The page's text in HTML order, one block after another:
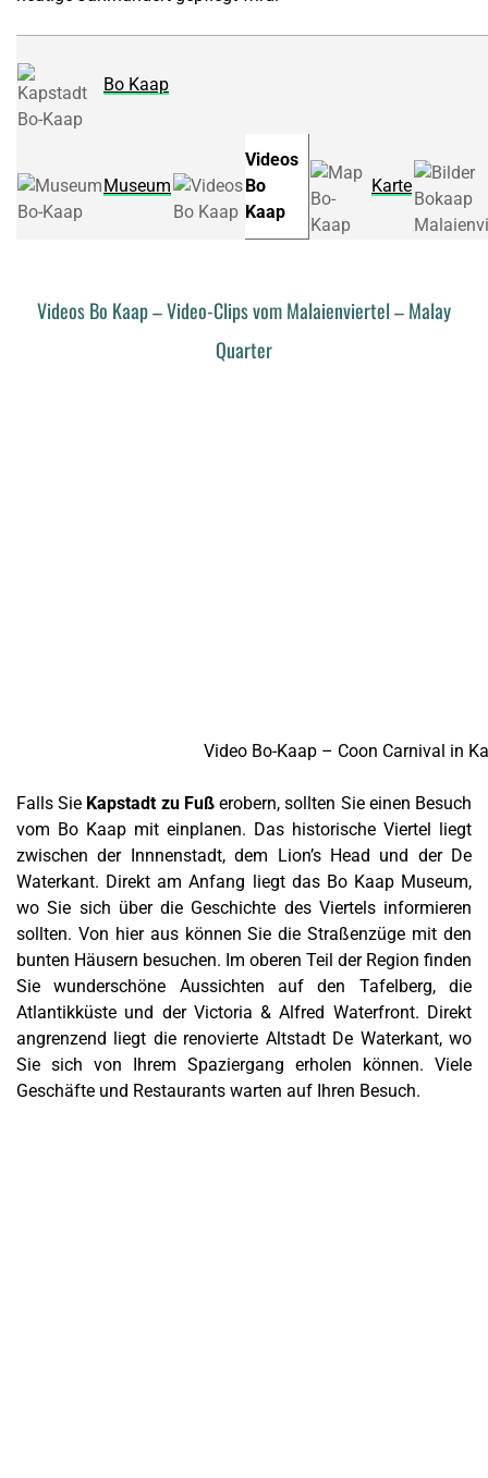
Bo Kaap
Museum
Videos
Bo
Kaap
Karte
Videos Bo Kaap – Video-Clips vom Malaienviertel – Malay
Quarter
Video Bo-Kaap – Coon Carnival in
Falls Sie Kapstadt zu Fußerobern, sollten Sie einen Besuch
vom Bo Kaap mit einplanen. Das historische Viertel liegt
zwischen der Innnenstadt, dem Lion’s Head und der De
Waterkant. Direkt am Anfang liegt das Bo Kaap Museum,
wo Sie sich über die Geschichte des Viertels informieren
sollten. Von hier aus können Sie die Straßenzüge mit den
bunten Häusern besuchen. Im oberen Teil der Region finden
Sie wunderschöne Aussichten auf den Tafelberg, die
Atlantikküste und der Victoria & Alfred Waterfront. Direkt
angrenzend liegt die renovierte Altstadt De Waterkant, wo
Sie sich von Ihrem Spaziergang erholen können. Viele
Geschäfte und Restaurants warten auf Ihren Besuch.